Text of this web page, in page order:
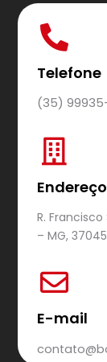
Telefone
(35)
Endereço
R.
– MG,
E-mail